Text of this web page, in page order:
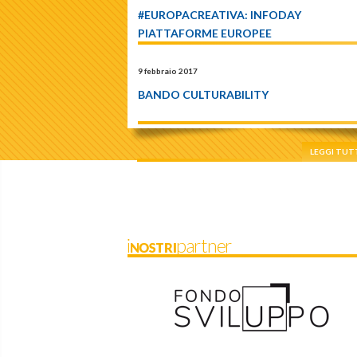
#EUROPACREATIVA: INFODAY
PIATTAFORME EUROPEE
9 febbraio 2017
BANDO CULTURABILITY
LEGGI
iNOSTRIpartner